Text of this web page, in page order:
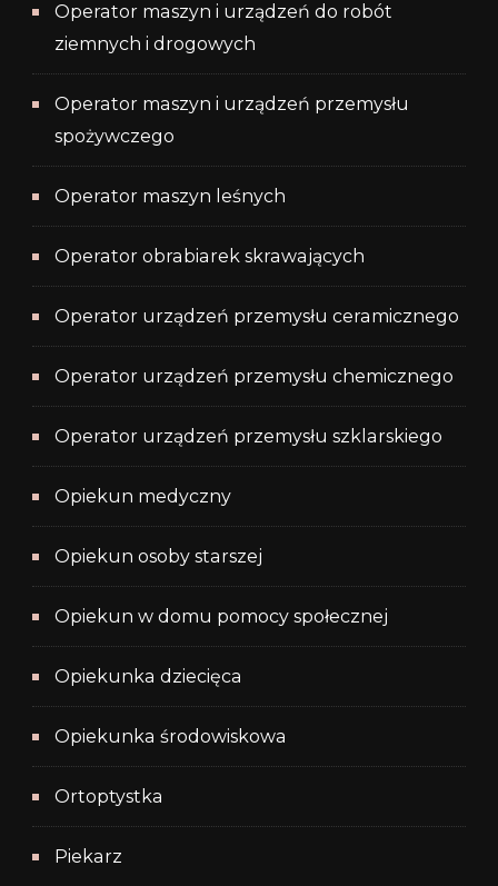
Operator maszyn i urządzeń do robót
ziemnych i drogowych
Operator maszyn i urządzeń przemysłu
spożywczego
Operator maszyn leśnych
Operator obrabiarek skrawających
Operator urządzeń przemysłu ceramicznego
Operator urządzeń przemysłu chemicznego
Operator urządzeń przemysłu szklarskiego
Opiekun medyczny
Opiekun osoby starszej
Opiekun w domu pomocy społecznej
Opiekunka dziecięca
Opiekunka środowiskowa
Ortoptystka
Piekarz